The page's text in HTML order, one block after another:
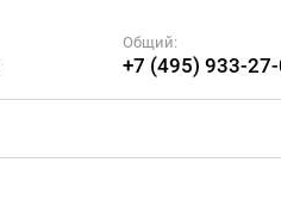
Общий:
+7 (495) 933-